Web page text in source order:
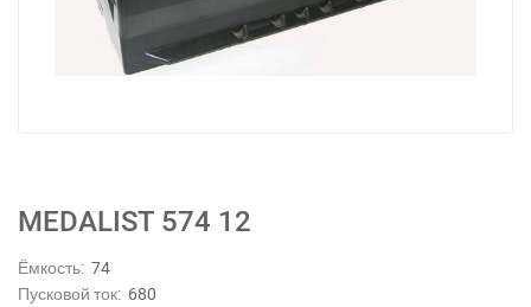
MEDALIST 574 12
Ёмкость: 74
Пусковой ток: 680